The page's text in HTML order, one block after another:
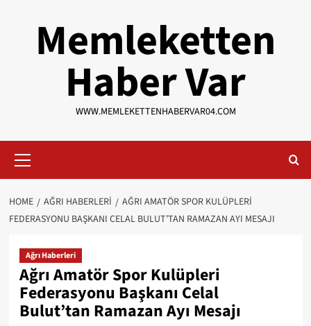
Memleketten
Haber Var
WWW.MEMLEKETTENHABERVAR04.COM
Menu
HOME AĞRI HABERLERI
AĞRI AMATÖR SPOR KULÜPLERI
FEDERASYONU BAŞKANI CELAL BULUT’TAN RAMAZAN AYI MESAJI
Ağrı Haberleri
Ağrı Amatör Spor Kulüpleri
Federasyonu Başkanı Celal
Bulut’tan Ramazan Ayı Mesajı